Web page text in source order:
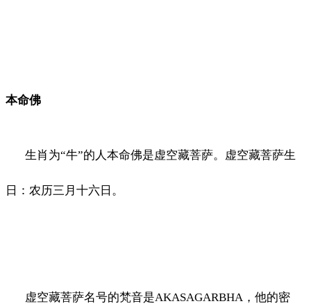
本命佛
生肖为“牛”的人本命佛是虚空藏菩萨。虚空藏菩萨生
日：农历三月十六日。
虚空藏菩萨名号的梵音是AKASAGARBHA，他的密